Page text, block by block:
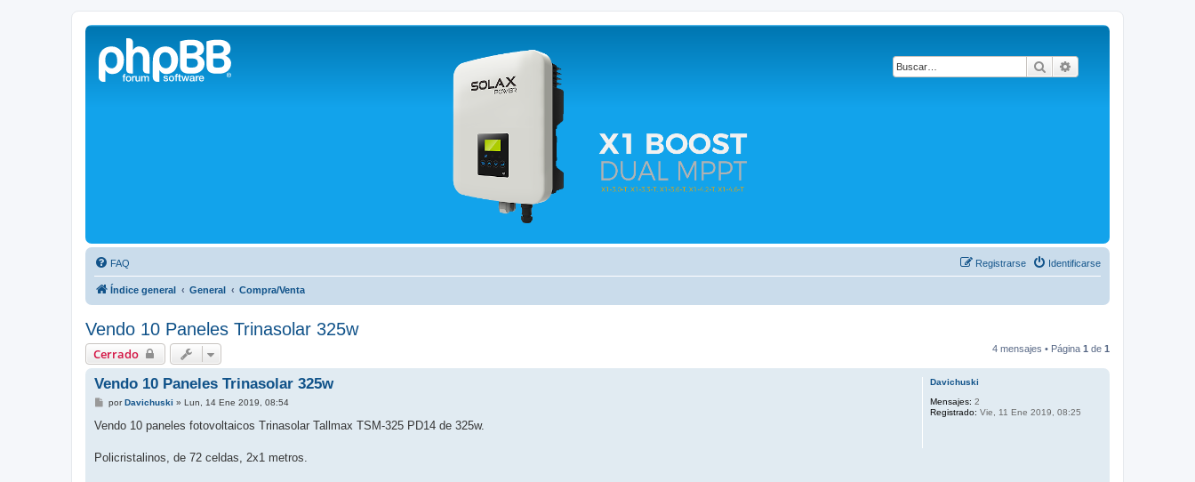
Buscar
Solax FAQ
Lugar para intercambiar dudas sobre inversores solares Solax y temas relacionados.
FAQ Identificarse
Registrarse
Índice general General Compra/Venta
Vendo 10 Paneles Trinasolar 325w
Cerrado 4 mensajes • Página 1 de 1
Davichuski
Mensajes: 2
Registrado: Vie, 11 Ene 2019, 08:25
Vendo 10 Paneles Trinasolar 325w
M
n
j
porDavichuski » Lun, 14 Ene 2019, 08:54
Vendo 10 paneles fotovoltaicos Trinasolar Tallmax TSM-325 PD14 de 325w.
Policristalinos, de 72 celdas, 2x1 metros.